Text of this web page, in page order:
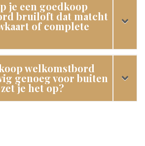
je een goedkoop
bruiloft dat matcht
of complete
welkomstbord
genoeg voor buiten
je het op?